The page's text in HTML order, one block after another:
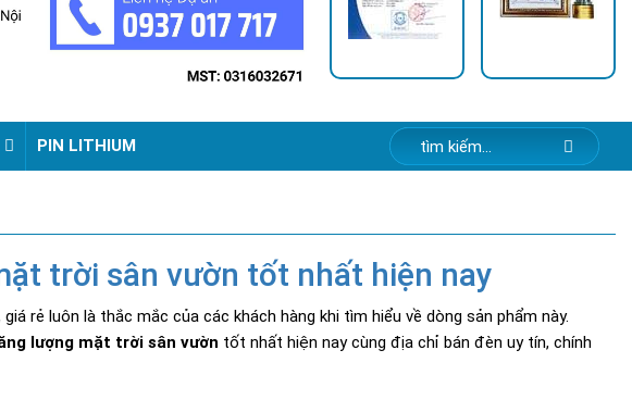
PIN LITHIUM
trời sân vườn tốt nhất hiện nay
rẻ luôn là thắc mắc của các khách hàng khi tìm hiểu về dòng sản phẩm này.
lượng mặt trời sân vườn tốt nhất hiện nay cùng địa chỉ bán đèn uy tín, chính